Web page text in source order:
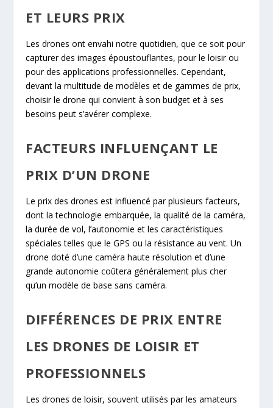
ET LEURS PRIX
Les drones ont envahi notre quotidien, que ce soit pour
capturer des images époustouflantes, pour le loisir ou
pour des applications professionnelles. Cependant,
devant la multitude de modèles et de gammes de prix,
choisir le drone qui convient à son budget et à ses
besoins peut s’avérer complexe.
FACTEURS INFLUENÇANT LE
PRIX D’UN DRONE
Le prix des drones est influencé par plusieurs facteurs,
dont la technologie embarquée, la qualité de la caméra,
la durée de vol, l’autonomie et les caractéristiques
spéciales telles que le GPS ou la résistance au vent. Un
drone doté d’une caméra haute résolution et d’une
grande autonomie coûtera généralement plus cher
qu’un modèle de base sans caméra.
DIFFÉRENCES DE PRIX ENTRE
LES DRONES DE LOISIR ET
PROFESSIONNELS
Les drones de loisir, souvent utilisés par les amateurs